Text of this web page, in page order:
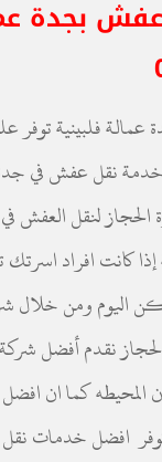
بجدة
فلبينية توفر
نقل عفش في
الحجاز لنقل
كانت افراد اسرتك
لكن اليوم ومن
الحجاز نقدم أفضل
المحيطه كما ان
توفر افضل خدمات